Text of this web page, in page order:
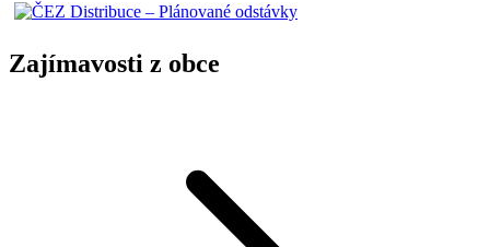
Zajímavosti z obce